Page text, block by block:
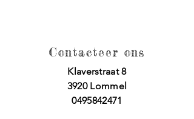
Het afrekenen van de workshop
gebeurd VOOR aanvang van de
In ons atelier kan je cash of met
Contacteer ons
Klaverstraat 8
3920 Lommel
0495842471